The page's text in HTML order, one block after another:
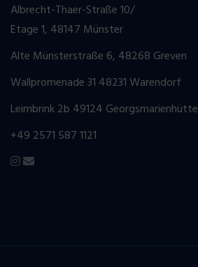
Albrecht-Thaer-Straße 10/
Etage 1, 48147 Münster
Alte Münsterstraße 6, 48268 Greven
Wallpromenade 31 48231 Warendorf
Leimbrink 2b 49124 Georgsmarienhütte
+49 2571 587 1121